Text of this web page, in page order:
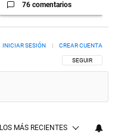
76 comentarios
SIGA ESTA
SEGUIR
INICIAR SESIÓN CREAR CUENTA
LOS MÁS RECIENTES